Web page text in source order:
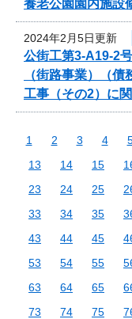
養老公園園内施設
2024年2月5日更新
公街工第3-A19-2
（街路事業）（
工事（その2）に
1 2 3 4
13
14 15
23
24 25
33
34 35
43
44 45
53
54 55
63
64 65
73
74 75